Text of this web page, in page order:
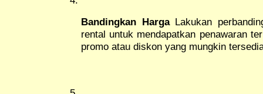
Bandingkan HargaLakukan
rental untuk mendapatkan penawaran
promo atau diskon yang mungkin